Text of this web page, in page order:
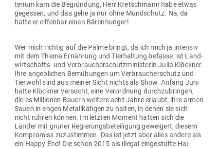
terium kam die Begründung, Herr Kret­schmann habe etwas
gegessen, und das gehe ja nur ohne Mund­schutz. Na, da
hatte er offenbar einen Bärenhunger!
Wer mich richtig auf die Palme bringt, da ich mich ja intensiv
mit dem Thema Ernährung und Tier­haltung befasse, ist Land­
wirt­schafts- und Ver­brau­cher­schutz­mi­nis­terin Julia Klöckner.
Ihre angeb­lichen Bemü­hungen um Ver­brau­cher­schutz und
Tierwohl sind aus meiner Sicht nichts als Show. Anfang Juni
hatte Klöckner ver­sucht, eine Ver­ordnung durch­zu­bringen,
die es Mil­lionen Bauern weitere acht Jahre erlaubt, ihre armen
Sauen in engen Metall­kä­figen zu halten, in denen sie sich
nicht rühren können. Im letzten Moment hatten sich die
Länder mit grüner Regie­rungs­be­tei­ligung geweigert, diesem
Kom­promiss zuzu­stimmen. Das ist jetzt aber alles andere als
ein Happy End! Die schon 2015 als illegal ein­ge­stufte Hal­